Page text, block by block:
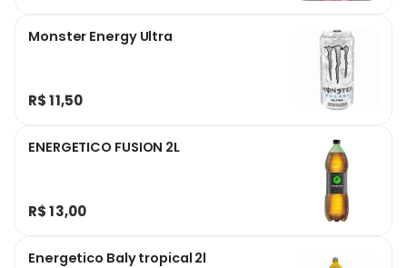
Monster Energy Ultra
R$ 11,50
ENERGETICO FUSION 2L
R$ 13,00
Energetico Baly tropical 2l